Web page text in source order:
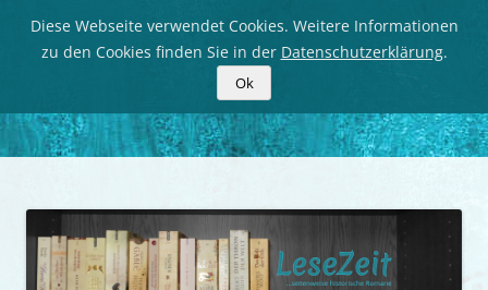
LeseZeit
Diese Webseite verwendet Cookies. Weitere Informationen
zu den Cookies finden Sie in der Datenschutzerklärung.
Ok